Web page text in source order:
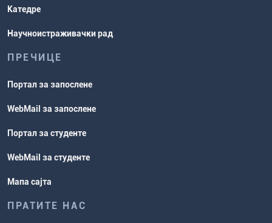
Катедре
Научноистраживачки рад
ПРЕЧИЦЕ
Портал за запослене
WebMail за запослене
Портал за студенте
WebMail за студенте
Мапа сајта
ПРАТИТЕ НАС